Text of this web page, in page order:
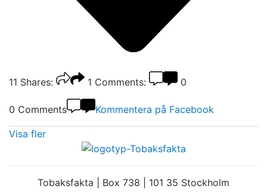
11 Shares: 1 Comments: 0
0 Comments Kommentera på Facebook
Visa fler
Tobaksfakta | Box 738 | 101 35 Stockholm